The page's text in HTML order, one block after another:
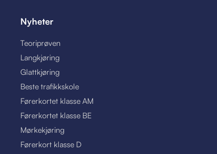
Nyheter
Teoriprøven
Langkjøring
Glattkjøring
Beste trafikkskole
Førerkortet klasse AM
Førerkortet klasse BE
Mørkekjøring
Førerkort klasse D